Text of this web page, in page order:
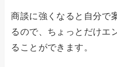
商談に強くなると自分で
るので、ちょっとだけエ
ることができます。